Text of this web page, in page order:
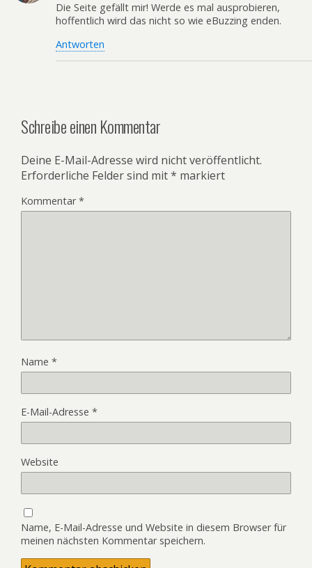
Die Seite gefällt mir! Werde es mal ausprobieren,
hoffentlich wird das nicht so wie eBuzzing enden.
Antworten
Schreibe einen Kommentar
Deine E-Mail-Adresse wird nicht veröffentlicht.
Erforderliche Felder sind mit* markiert
Kommentar*
Name *
E-Mail-Adresse *
Website
Name, E-Mail-Adresse und Website in diesem Browser für
meinen nächsten Kommentar speichern.